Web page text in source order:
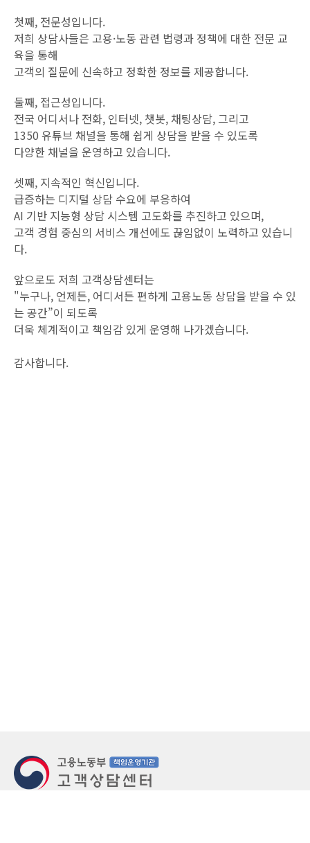
첫째, 전문성입니다.
저희 상담사들은 고용·노동 관련 법령과 정책에 대한 전문 교
육을 통해
고객의 질문에 신속하고 정확한 정보를 제공합니다.
둘째, 접근성입니다.
전국 어디서나 전화, 인터넷, 챗봇, 채팅상담, 그리고
1350 유튜브 채널을 통해 쉽게 상담을 받을 수 있도록
다양한 채널을 운영하고 있습니다.
셋째, 지속적인 혁신입니다.
급증하는 디지털 상담 수요에 부응하여
AI 기반 지능형 상담 시스템 고도화를 추진하고 있으며,
고객 경험 중심의 서비스 개선에도 끊임없이 노력하고 있습니
다.
앞으로도 저희 고객상담센터는
"누구나, 언제든, 어디서든 편하게 고용노동 상담을 받을 수 있
는 공간”이 되도록
더욱 체계적이고 책임감 있게 운영해 나가겠습니다.
감사합니다.